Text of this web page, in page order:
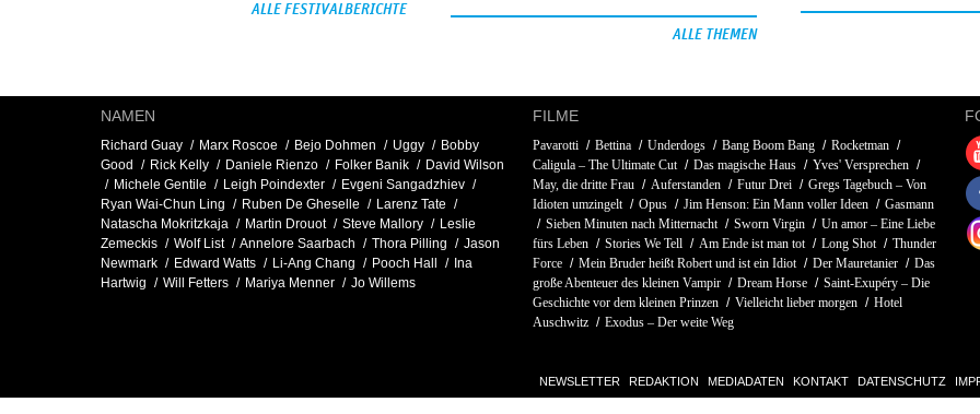
ALLE FESTIVALBERICHTE
ALLE THEMEN
NAMEN
Richard Guay Marx Roscoe Bejo Dohmen Uggy
Bobby
Good
Rick Kelly Daniele Rienzo Folker Banik
David Wilson
Michele Gentile
Leigh Poindexter
Evgeni Sangadzhiev
Ryan Wai-Chun Ling
Ruben De Gheselle
Larenz Tate
Natascha Mokritzkaja
Martin Drouot Steve Mallory
Leslie
Zemeckis
Wolf List Annelore Saarbach Thora Pilling
Jason
Newmark
Edward Watts Li-Ang Chang Pooch Hall
Ina
Hartwig
Will Fetters Mariya Menner Jo Willems
FILME
Pavarotti Bettina Underdogs Bang Boom Bang
Rocketman
Caligula – The Ultimate Cut
Das magische Haus
Yves' Versprechen
May, die dritte Frau
Auferstanden Futur Drei
Gregs Tagebuch – Von
Idioten umzingelt
Opus Jim Henson: Ein Mann voller Ideen
Gasmann
Sieben Minuten nach Mitternacht
Sworn Virgin
Un amor – Eine Liebe
fürs Leben
Stories We Tell Am Ende ist man tot Long Shot
Thunder
Force
Mein Bruder heißt Robert und ist ein Idiot Der Mauretanier
Das
große Abenteuer des kleinen Vampir
Dream Horse
Saint-Exupéry – Die
Geschichte vor dem kleinen Prinzen
Vielleicht lieber morgen
Hotel
Auschwitz
Exodus – Der weite Weg
NEWSLETTER REDAKTION MEDIADATEN KONTAKT DATENSCHUTZ